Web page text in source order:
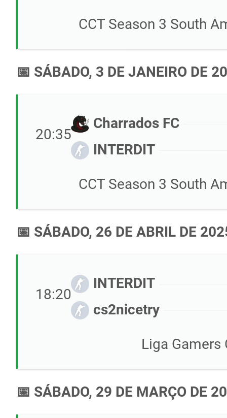
CCT Season 3 South
📅 SÁBADO, 3 DE JANEIRO DE
20:35
Charrados FC
INTERDIT
CCT Season 3 South
📅 SÁBADO, 26 DE ABRIL DE
18:20
INTERDIT
cs2nicetry
Liga Gamers
📅 SÁBADO, 29 DE MARÇO DE